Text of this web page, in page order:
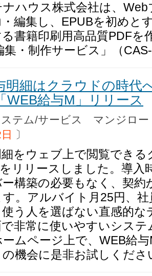
ナハウス株式会社は、
編集し、EPUBを初めと
書籍印刷用高品質PDFを
集・制作サービス」（
明細はクラウドの時代
WEB給与M」リリース
ステム/サービス マンジロ
〕
をウェブ上で閲覧でき
リリースしました。導入
構築の必要もなく、契約
。アルバイト月25円、
う人を選ばない直感的
で非常に使いやすいシス
ームページ上で、WEB給
機会に是非お試しくださ